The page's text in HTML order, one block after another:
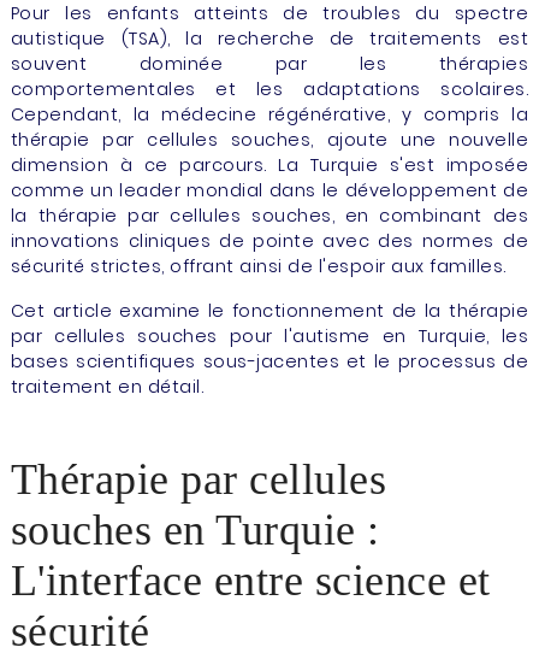
Pour les enfants atteints de troubles du spectre
autistique (TSA), la recherche de traitements est
souvent dominée par les thérapies
comportementales et les adaptations scolaires.
Cependant, la médecine régénérative, y compris la
thérapie par cellules souches, ajoute une nouvelle
dimension à ce parcours. La Turquie s'est imposée
comme un leader mondial dans le développement de
la thérapie par cellules souches, en combinant des
innovations cliniques de pointe avec des normes de
sécurité strictes, offrant ainsi de l'espoir aux familles.
Cet article examine le fonctionnement de la thérapie
par cellules souches pour l'autisme en Turquie, les
bases scientifiques sous-jacentes et le processus de
traitement en détail.
Thérapie par cellules
souches en Turquie :
L'interface entre science et
sécurité